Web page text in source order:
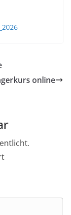
online